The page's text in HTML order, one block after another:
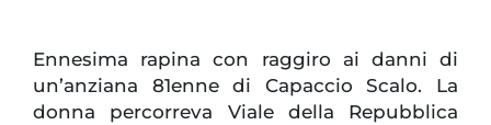
Ennesima rapina con raggiro ai danni di
un’anziana 81enne di Capaccio Scalo. La
donna percorreva Viale della Repubblica